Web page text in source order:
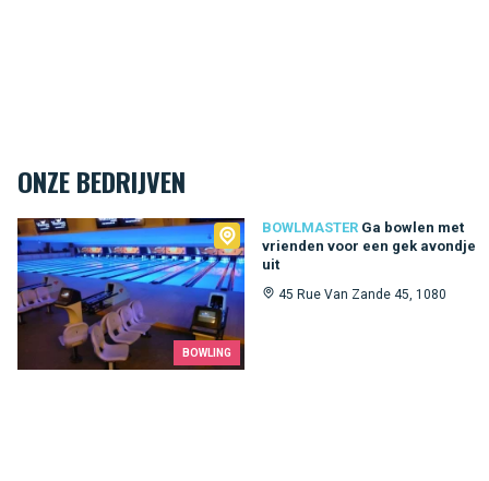
ONZE BEDRIJVEN
BOWLING
BOWLMASTER Ga bowlen met
vrienden voor een gek avondje
uit
45 Rue Van Zande 45, 1080
Bowlmaster